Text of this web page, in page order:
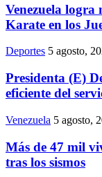
Venezuela logra
Karate en los
Deportes 5 agosto,
Presidenta (E)
eficiente del
Venezuela 5 agosto,
Más de 47 mil
tras los sismos